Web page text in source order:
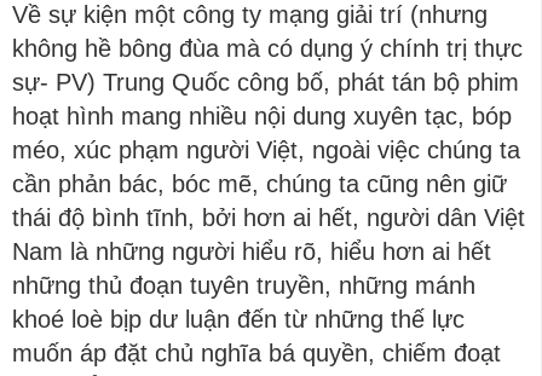
Về sự kiện một công ty mạng giải trí (nhưng
không hề bông đùa mà có dụng ý chính trị thực
sự- PV) Trung Quốc công bố, phát tán bộ phim
hoạt hình mang nhiều nội dung xuyên tạc, bóp
méo, xúc phạm người Việt, ngoài việc chúng ta
cần phản bác, bóc mẽ, chúng ta cũng nên giữ
thái độ bình tĩnh, bởi hơn ai hết, người dân Việt
Nam là những người hiểu rõ, hiểu hơn ai hết
những thủ đoạn tuyên truyền, những mánh
khoé loè bịp dư luận đến từ những thế lực
muốn áp đặt chủ nghĩa bá quyền, chiếm đoạt